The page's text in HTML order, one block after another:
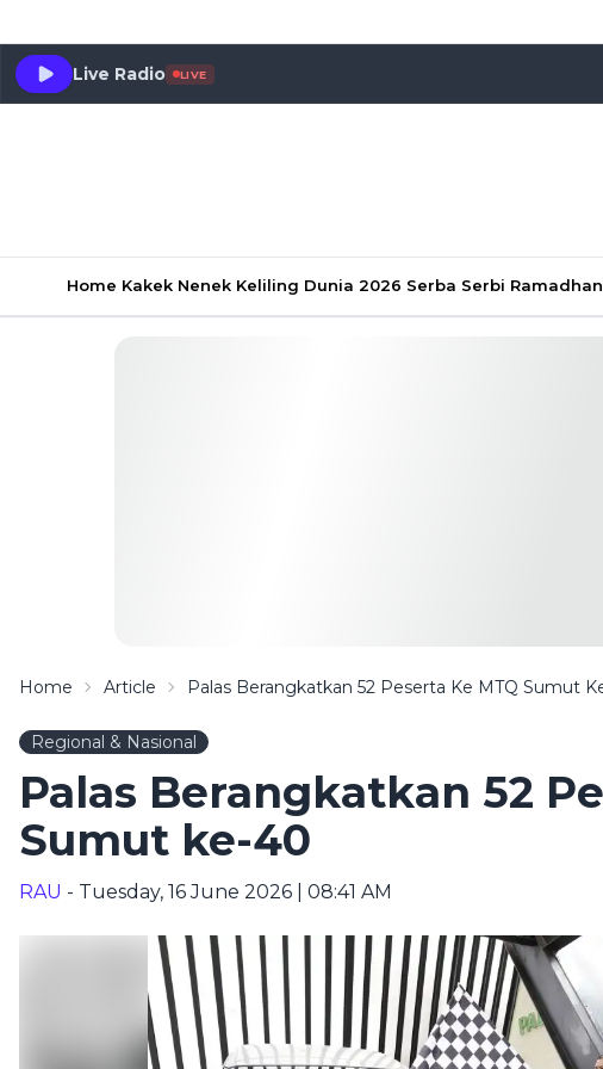
Live Radio LIVE
Home Kakek Nenek Keliling Dunia 2026 Serba Serbi Ramadhan
Home Article Palas Berangkatkan 52 Peserta Ke MTQ Sumut
Regional & Nasional
Palas Berangkatkan 52
Sumut ke-40
RAU - Tuesday, 16 June 2026 | 08:41 AM